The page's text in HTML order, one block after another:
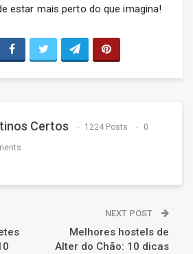
estar mais perto do que imagina!
Certos 1224 Posts 0
NEXT POST
Melhores hostels de
Alter do Chão: 10 dicas